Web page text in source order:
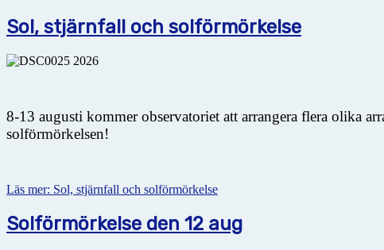
Sol, stjärnfall och solförmörkelse
8-13 augusti kommer observatoriet att arrangera flera olika
solförmörkelsen!
Läs mer: Sol, stjärnfall och solförmörkelse
Solförmörkelse den 12 aug